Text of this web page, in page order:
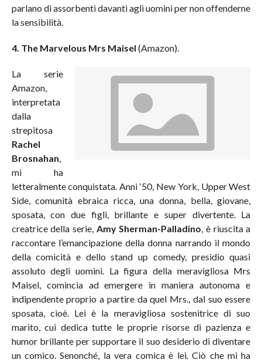
parlano di assorbenti davanti agli uomini per non offenderne
la sensibilità.
4. The Marvelous Mrs Maisel (Amazon).
La serie
Amazon,
interpretata
dalla
strepitosa
Rachel
Brosnahan
mi ha
letteralmente conquistata. Anni ‘50, New York, Upper West
Side, comunità ebraica ricca, una donna, bella, giovane,
sposata, con due figli, brillante e super divertente. La
creatrice della serie, Amy Sherman-Palladino , è riuscita a
raccontare l’emancipazione della donna narrando il mondo
della comicità e dello stand up comedy, presidio quasi
assoluto degli uomini. La figura della meravigliosa Mrs
Maisel, comincia ad emergere in maniera autonoma e
indipendente proprio a partire da quel Mrs., dal suo essere
sposata, cioè. Lei è la meravigliosa sostenitrice di suo
marito, cui dedica tutte le proprie risorse di pazienza e
humor brillante per supportare il suo desiderio di diventare
un comico. Senonché, la vera comica è lei. Ciò che mi ha